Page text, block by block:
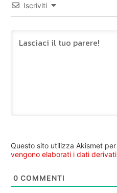
Iscriviti
Questo sito utilizza Akismet
vengono elaborati i dati
0 COMMENTI